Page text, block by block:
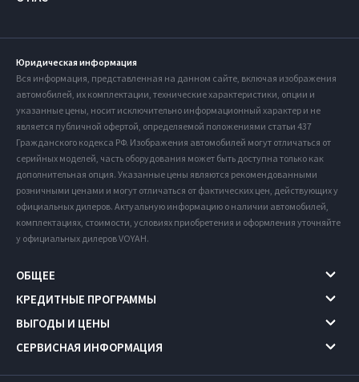
Юридическая информация
Вся информация, представленная на данном сайте, включая изображения
автомобилей, их комплектации, технические характеристики, опции и
указанные цены, носит исключительно информационный характер и не
является публичной офертой, определяемой положениями статьи 437
Гражданского кодекса РФ. Изображения автомобилей могут отличаться от
серийных моделей, часть оборудования может быть доступна только как
дополнительная опция. Указанные цены являются рекомендованными
розничными ценами и могут отличаться от фактических цен, действующих у
официальных дилеров. Актуальную информацию о наличии автомобилей,
комплектациях, стоимости, условиях приобретения и оформления уточняйте
у официальных дилеров VOYAH.
ОБЩЕЕ
КРЕДИТНЫЕ ПРОГРАММЫ
ВЫГОДЫ И ЦЕНЫ
СЕРВИСНАЯ ИНФОРМАЦИЯ